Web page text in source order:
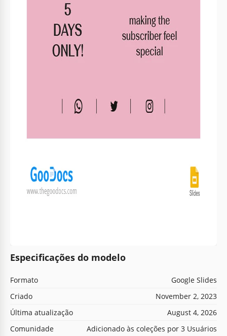
Especificações do modelo
Formato
Google Slides
Criado
November 2, 2023
Última atualização
August 4, 2026
Comunidade
Adicionado às coleções por 3 Usuários